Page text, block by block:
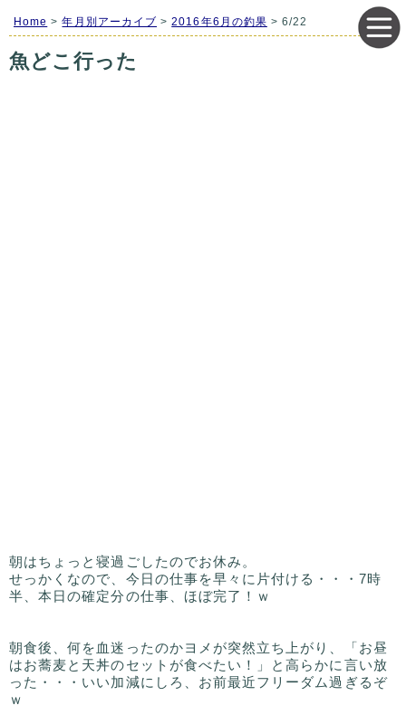
Home >年月別アーカイブ >2016年6月の釣果 > 6/22
魚どこ行った
朝はちょっと寝過ごしたのでお休み。
せっかくなので、今日の仕事を早々に片付ける・・・7時
半、本日の確定分の仕事、ほぼ完了！ｗ
朝食後、何を血迷ったのかヨメが突然立ち上がり、「お昼
はお蕎麦と天丼のセットが食べたい！」と高らかに言い放
った・・・いい加減にしろ、お前最近フリーダム過ぎるぞ
ｗ